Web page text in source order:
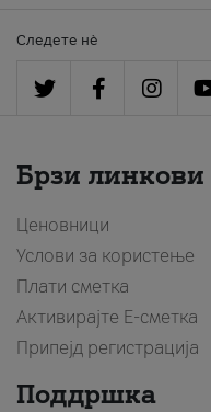
Следете нè
Брзи линкови
Ценовници
Услови за користење
Плати сметка
Активирајте Е-сметка
Припејд регистрација
Поддршка